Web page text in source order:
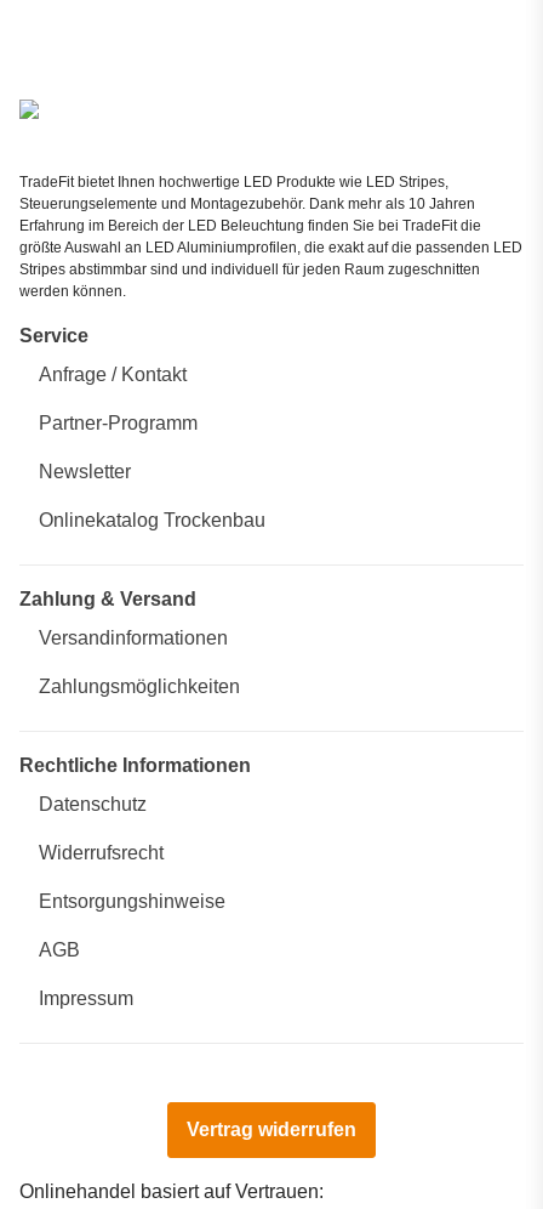
TradeFit bietet Ihnen hochwertige LED Produkte wie LED Stripes,
Steuerungselemente und Montagezubehör. Dank mehr als 10 Jahren
Erfahrung im Bereich der LED Beleuchtung finden Sie bei TradeFit die
größte Auswahl an LED Aluminiumprofilen, die exakt auf die passenden LED
Stripes abstimmbar sind und individuell für jeden Raum zugeschnitten
werden können.
Service
Anfrage / Kontakt
Partner-Programm
Newsletter
Onlinekatalog Trockenbau
Zahlung & Versand
Versandinformationen
Zahlungsmöglichkeiten
Rechtliche Informationen
Datenschutz
Widerrufsrecht
Entsorgungshinweise
AGB
Impressum
Vertrag widerrufen
Onlinehandel basiert auf Vertrauen: